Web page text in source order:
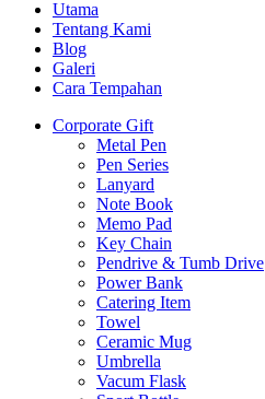
Utama
Tentang Kami
Blog
Galeri
Cara Tempahan
Corporate Gift
Metal Pen
Pen Series
Lanyard
Note Book
Memo Pad
Key Chain
Pendrive & Tumb Drive
Power Bank
Catering Item
Towel
Ceramic Mug
Umbrella
Vacum Flask